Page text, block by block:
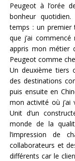
Peugeot à l’orée
bonheur
temps : un premier
que j’ai
appris mon métier
Peugeot comme
Un deuxième tiers
des destinations
puis ensuite en
mon activité où j’ai
Unit d’un
monde de la
l’impression de
collaborateurs et
différents car le